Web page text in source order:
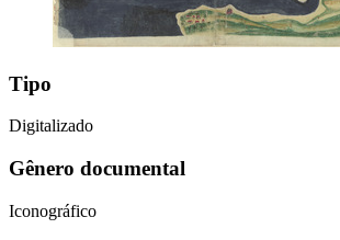
Tipo
Digitalizado
Gênero documental
Iconográfico